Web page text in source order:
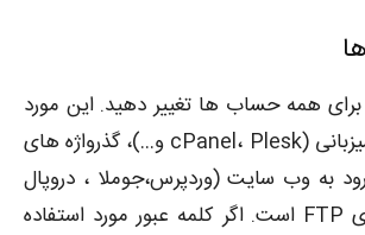
برای همه حساب ها تغییر دهید. این مورد
شامل کنترل پنل میزبانی (cPanel، Plesk و…)، گذرواژه های
به وب سایت (وردپرس،جوملا ، دروپال
و…) و گذرواژه های FTP است. اگر کلمه عبور مورد استفاده